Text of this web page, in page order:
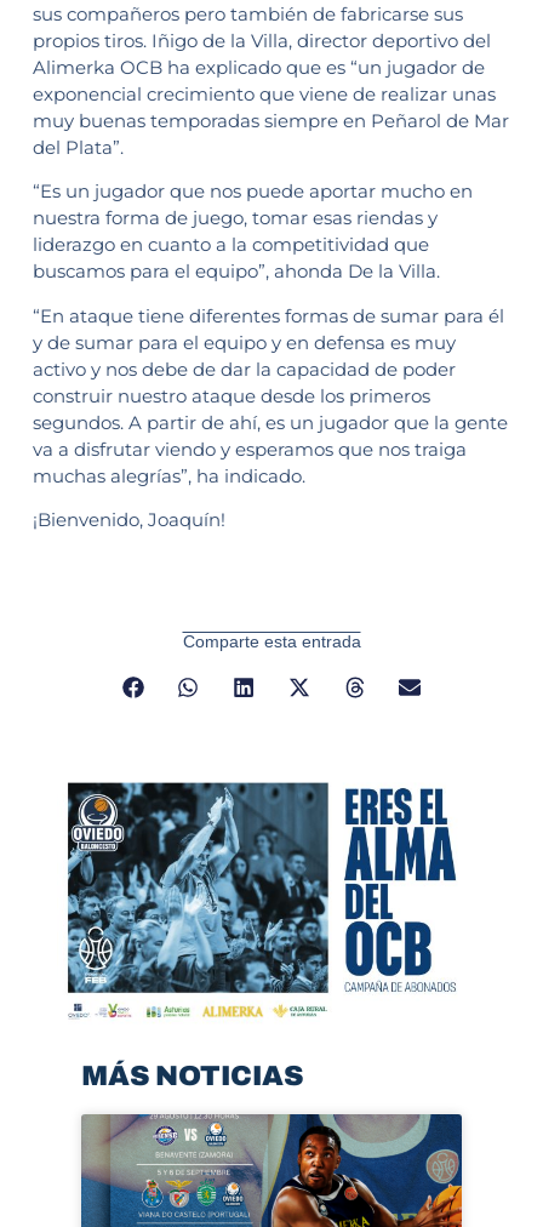
sus compañeros pero también de fabricarse sus
propios tiros. Iñigo de la Villa, director deportivo del
Alimerka OCB ha explicado que es “un jugador de
exponencial crecimiento que viene de realizar unas
muy buenas temporadas siempre en Peñarol de Mar
del Plata”.
“Es un jugador que nos puede aportar mucho en
nuestra forma de juego, tomar esas riendas y
liderazgo en cuanto a la competitividad que
buscamos para el equipo”, ahonda De la Villa.
“En ataque tiene diferentes formas de sumar para él
y de sumar para el equipo y en defensa es muy
activo y nos debe de dar la capacidad de poder
construir nuestro ataque desde los primeros
segundos. A partir de ahí, es un jugador que la gente
va a disfrutar viendo y esperamos que nos traiga
muchas alegrías”, ha indicado.
¡Bienvenido, Joaquín!
Comparte esta entrada
MÁS NOTICIAS